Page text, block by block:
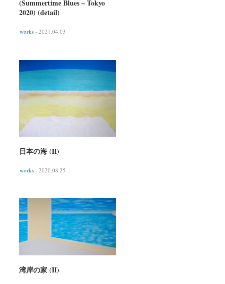
(Summertime Blues – Tokyo
2020) (detail)
works - 2021.04.03
日本の海 (II)
works - 2020.08.25
湾岸の家 (II)